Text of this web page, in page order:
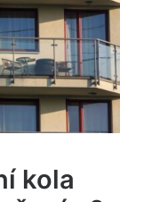
kola